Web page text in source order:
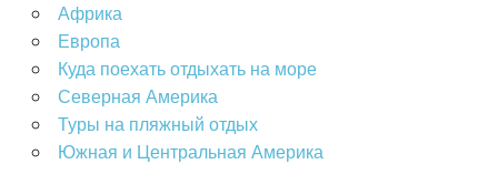
Африка
Европа
Куда поехать отдыхать на море
Северная Америка
Туры на пляжный отдых
Южная и Центральная Америка